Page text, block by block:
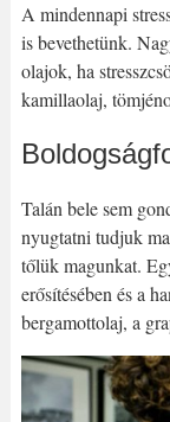
A mindennapi
is bevethetünk.
olajok, ha
kamillaolaj,
Talán bele sem
nyugtatni tudjuk
tőlük magunkat.
erősítésében és a
bergamottolaj, a